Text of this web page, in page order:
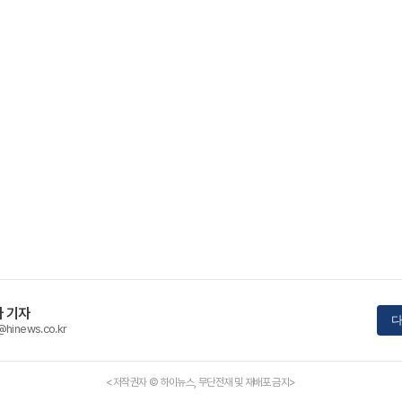
기자
<저작권자 © 하이뉴스, 무단전재 및 재배포 금지>